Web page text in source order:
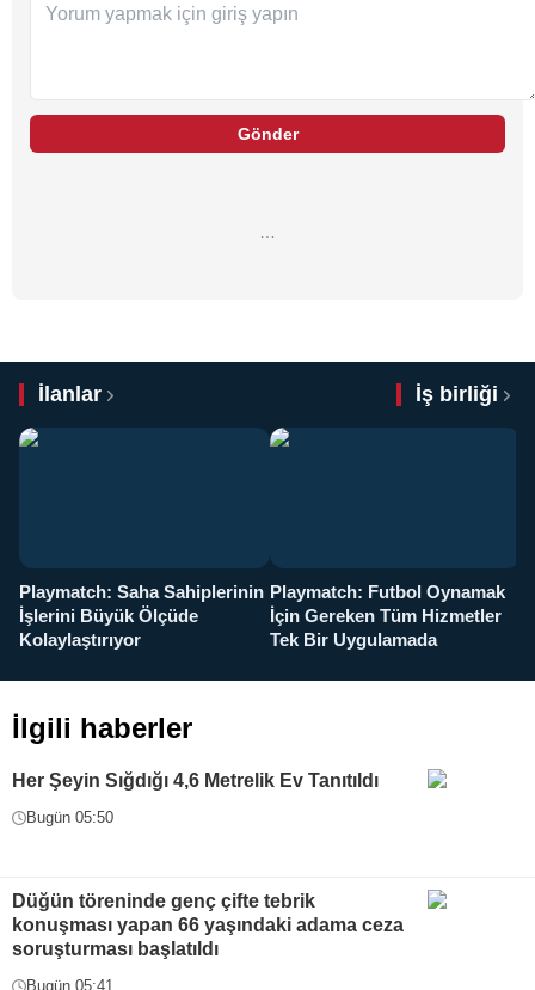
Gönder
…
İlanlar İş birliği
Playmatch: Saha Sahiplerinin
İşlerini Büyük Ölçüde
Kolaylaştırıyor
Playmatch: Futbol Oynamak
İçin Gereken Tüm Hizmetler
Tek Bir Uygulamada
İlgili haberler
Her Şeyin Sığdığı 4,6 Metrelik Ev Tanıtıldı
Bugün 05:50
Düğün töreninde genç çifte tebrik
konuşması yapan 66 yaşındaki adama ceza
soruşturması başlatıldı
Bugün 05:41